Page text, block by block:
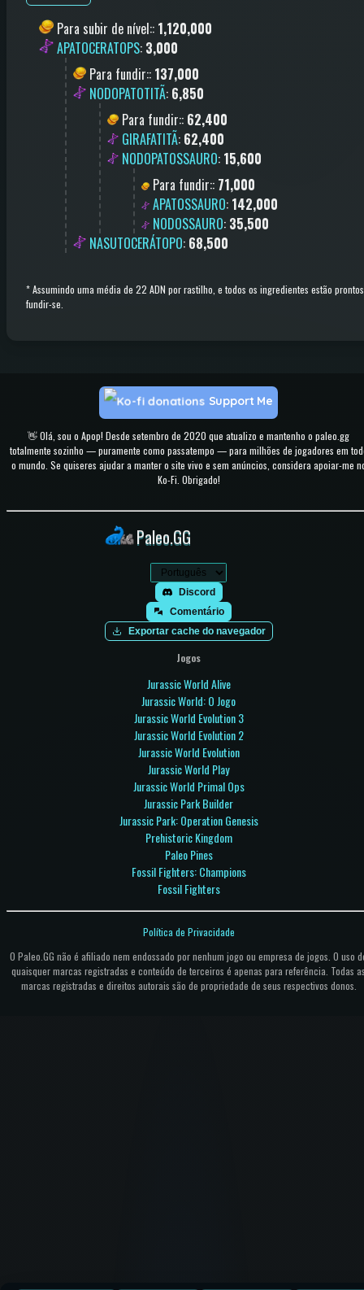
Para subir de nível:: 1,120,000
APATOCERATOPS: 3,000
Para fundir:: 137,000
NODOPATOTITÃ: 6,850
Para fundir:: 62,400
GIRAFATITÃ: 62,400
NODOPATOSSAURO: 15,600
Para fundir:: 71,000
APATOSSAURO: 142,000
NODOSSAURO: 35,500
NASUTOCERÁTOPO: 68,500
*Assumindo uma média de 22 ADN por rastilho, e todos os ingredientes estão
fundir-se.
👋 Olá, sou o Apop! Desde setembro de 2020 que atualizo e mantenho o paleo.gg
totalmente sozinho — puramente como passatempo — para milhões de jogadores em
o mundo. Se quiseres ajudar a manter o site vivo e sem anúncios, considera apoiar-me
Ko-Fi. Obrigado!
Support Me
Paleo.GG
Discord
Comentário
Exportar cache do navegador
Jogos
Jurassic World Alive
Jurassic World: O Jogo
Jurassic World Evolution 3
Jurassic World Evolution 2
Jurassic World Evolution
Jurassic World Play
Jurassic World Primal Ops
Jurassic Park Builder
Jurassic Park: Operation Genesis
Prehistoric Kingdom
Paleo Pines
Fossil Fighters: Champions
Fossil Fighters
O Paleo.GG não é afiliado nem endossado por nenhum jogo ou empresa de jogos. O uso
quaisquer marcas registradas e conteúdo de terceiros é apenas para referência. Todas
marcas registradas e direitos autorais são de propriedade de seus respectivos donos.
Política de Privacidade